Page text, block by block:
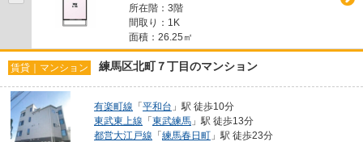
所在階：3階
間取り：1K
面積：26.25㎡
賃貸｜マンション 練馬区北町７丁目のマンション
有楽町線 「平和台 」駅 徒歩10分
東武東上線 「東武練馬 」駅 徒歩13分
都営大江戸線 「練馬春日町 」駅 徒歩23分